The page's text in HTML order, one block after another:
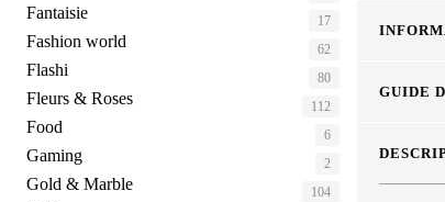
GUIDE
Fantaisie 17
Fashion world 62
Flashi 80
Fleurs & Roses 112
Food 6
Gaming 2
Gold & Marble 104